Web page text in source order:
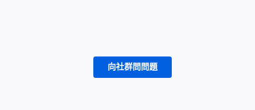
向社群問問題